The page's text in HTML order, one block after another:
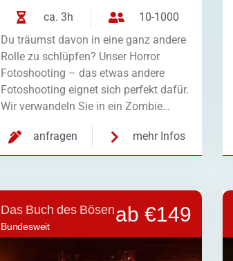
ca. 3h
10-1000
Du träumst davon in eine ganz andere
Rolle zu schlüpfen? Unser Horror
Fotoshooting – das etwas andere
Fotoshooting eignet sich perfekt dafür.
Wir verwandeln Sie in ein Zombie…
anfragen mehr Infos
Das Buch des Bösen
Bundesweit
ab €149